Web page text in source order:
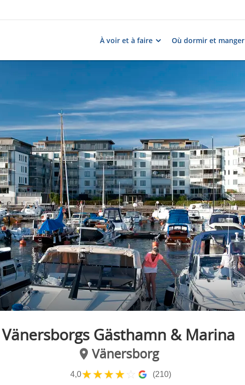
À voir et à faire Où dormir et manger
Vänersborgs Gästhamn & Marina
Vänersborg
4,0★★★★ ☆ (210)